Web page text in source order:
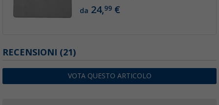
da 24,99 €
RECENSIONI (21)
VOTA QUESTO ARTICOLO